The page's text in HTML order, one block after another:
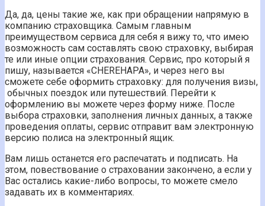
Да, да, цены такие же, как при обращении напрямую в
компанию страховщика. Самым главным
преимуществом сервиса для себя я вижу то, что имею
возможность сам составлять свою страховку, выбирая
те или иные опции страхования. Сервис, про который я
пишу, называется «CHEREHAPA», и через него вы
сможете себе оформить страховку: для получения визы,
обычных поездок или путешествий. Перейти к
оформлению вы можете через форму ниже. После
выбора страховки, заполнения личных данных, а также
проведения оплаты, сервис отправит вам электронную
версию полиса на электронный ящик.
Вам лишь останется его распечатать и подписать. На
этом, повествование о страховании закончено, а если у
Вас остались какие-либо вопросы, то можете смело
задавать их в комментариях.